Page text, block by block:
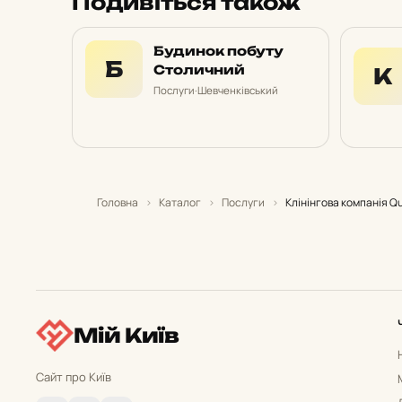
Б
Будинок побуту
Столичний
Послуги·Шевченківський К
Головна › Каталог › Послуги › Клінінгова компанія
Мій Київ
Сайт про Київ